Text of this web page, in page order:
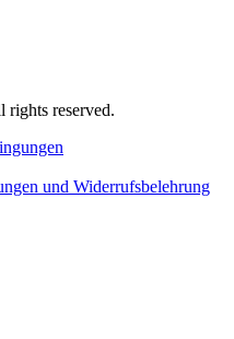
rights reserved.
und Widerrufsbelehrung